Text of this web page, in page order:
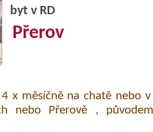
byt v RD
Přerov
x měsíčně na chatě nebo
nebo Přerově ,